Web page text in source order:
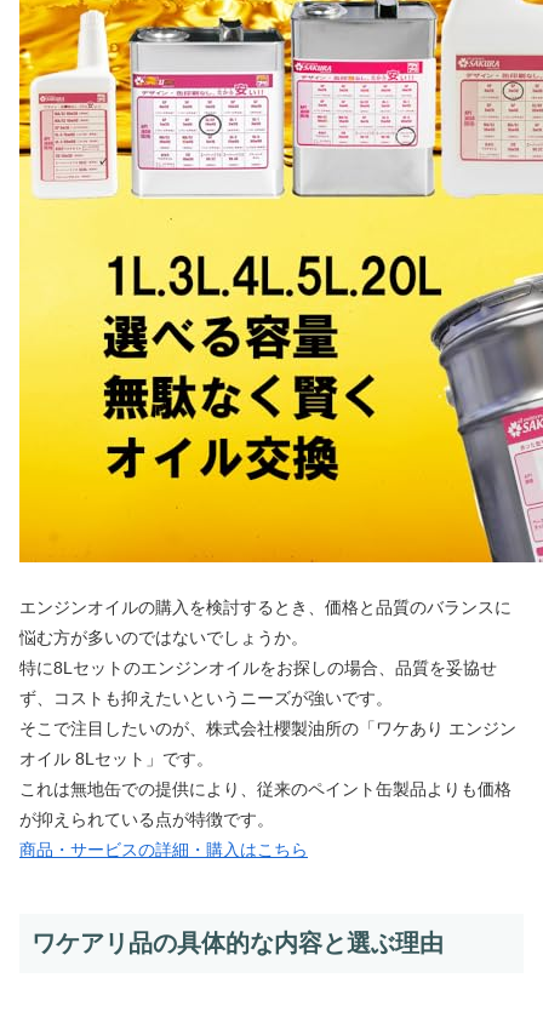
エンジンオイルの購入を検討するとき、価格と品質のバランスに
悩む方が多いのではないでしょうか。
特に8Lセットのエンジンオイルをお探しの場合、品質を妥協せ
ず、コストも抑えたいというニーズが強いです。
そこで注目したいのが、株式会社櫻製油所の「ワケあり エンジン
オイル 8Lセット」です。
これは無地缶での提供により、従来のペイント缶製品よりも価格
が抑えられている点が特徴です。
商品・サービスの詳細・購入はこちら
ワケアリ品の具体的な内容と選ぶ理由